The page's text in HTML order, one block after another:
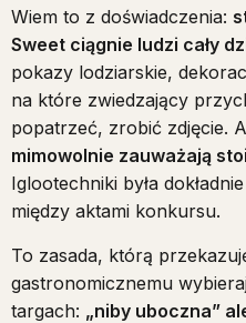
Wiem to z doświadczenia:
Sweet ciągnie ludzi cały
pokazy lodziarskie,
na które zwiedzający
popatrzeć, zrobić zdjęcie.
mimowolnie zauważają
Iglootechniki była
między aktami konkursu.
To zasada, którą
gastronomicznemu
targach: „niby uboczna”